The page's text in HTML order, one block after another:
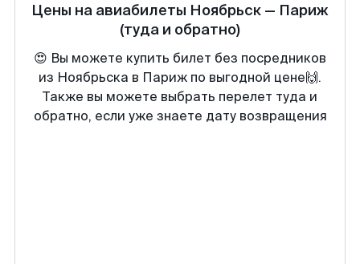
Цены на авиабилеты Ноябрьск — Париж
(туда и обратно)
😍 Вы можете купить билет без посредников
из Ноябрьска в Париж по выгодной цене🙌.
Также вы можете выбрать перелет туда и
обратно, если уже знаете дату возвращения